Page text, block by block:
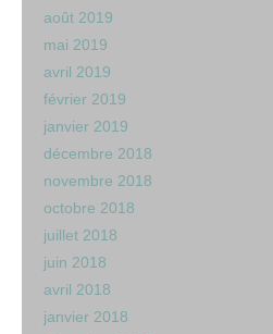
août 2019
mai 2019
avril 2019
février 2019
janvier 2019
décembre 2018
novembre 2018
octobre 2018
juillet 2018
juin 2018
avril 2018
janvier 2018